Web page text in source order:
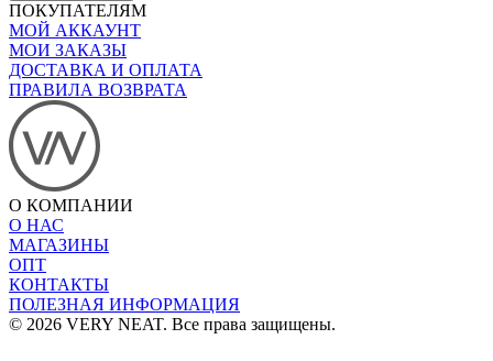
ПОКУПАТЕЛЯМ
МОЙ АККАУНТ
МОИ ЗАКАЗЫ
ДОСТАВКА И ОПЛАТА
ПРАВИЛА ВОЗВРАТА
О КОМПАНИИ
О НАС
МАГАЗИНЫ
ОПТ
КОНТАКТЫ
ПОЛЕЗНАЯ ИНФОРМАЦИЯ
© 2026 VERY NEAT. Все права защищены.